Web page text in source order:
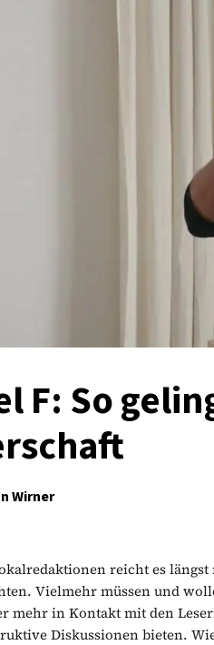
F: So
Wirner
reicht es
Vielmehr müssen und
mehr in Kontakt mit den
Diskussionen bieten.